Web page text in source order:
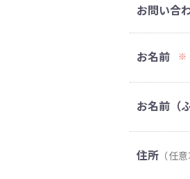
お問い合
お名前 ※
お名前（
住所 （任